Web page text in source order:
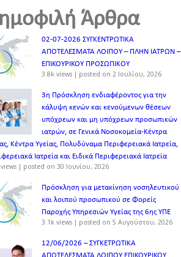
Άρθρα
02-07-2026 ΣΥΓΚΕΝΤΡΩΤΙΚΑ
ΑΠΟΤΕΛΕΣΜΑΤΑ ΛΟΙΠΟΥ – ΠΛΗΝ ΙΑΤΡΩΝ –
ΕΠΙΚΟΥΡΙΚΟΥ ΠΡΟΣΩΠΙΚOY
3.8k views | posted on 2 Ιουλίου, 2026
3η Πρόσκληση ενδιαφέροντος για την
κάλυψη κενών και κενούμενων θέσεων
υπόχρεων και μη υπόχρεων προσωπικών
ιατρών, σε Γενικά Νοσοκομεία-Κέντρα
Κέντρα Υγείας, Πολυδύναμα Περιφερειακά Ιατρεία,
Ιατρεία και Ειδικά Περιφερειακά Ιατρεία
| posted on 30 Ιουνίου, 2026
Πρόσκληση για μετακίνηση νοσηλευτικού
και λοιπού προσωπικού σε Φορείς
Παροχής Υπηρεσιών Υγείας της 6ης ΥΠΕ
3.1k views | posted on 5 Αυγούστου, 2026
12/06/2026 – ΣΥΓΚΕΤΡΩΤΙΚΑ
ΑΠΟΤΕΛΕΣΜΑΤΑ ΛΟΙΠΟΥ ΕΠΙΚΟΥΡΙΚΟΥ